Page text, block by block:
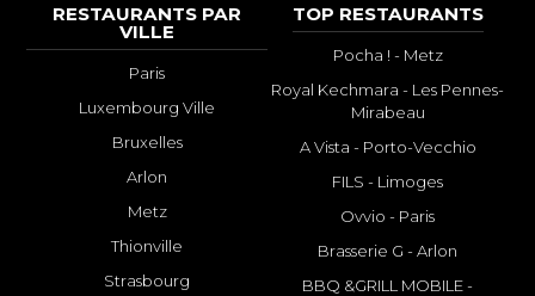
RESTAURANTS PAR
VILLE
Paris
Luxembourg Ville
Bruxelles
Arlon
Metz
Thionville
Strasbourg
TOP RESTAURANTS
Pocha ! - Metz
Royal Kechmara - Les Pennes-
Mirabeau
A Vista - Porto-Vecchio
FILS - Limoges
Ovvio - Paris
Brasserie G - Arlon
BBQ &GRILL MOBILE -